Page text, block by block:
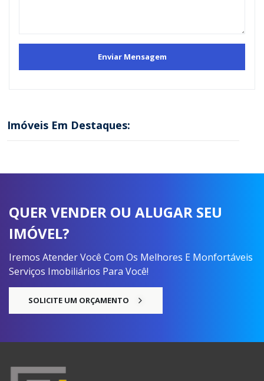
Imóveis Em Destaques:
QUER VENDER OU ALUGAR SEU
IMÓVEL?
Iremos Atender Você Com Os Melhores E Monfortáveis
Serviços Imobiliários Para Você!
SOLICITE UM ORÇAMENTO